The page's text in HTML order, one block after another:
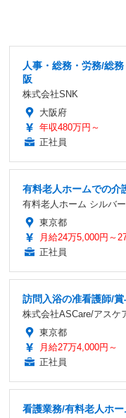
人事・総務・労務/総
阪
株式会社SNK
大阪府
年収480万円～
正社員
有料老人ホームでの介
有料老人ホーム シルバ
東京都
月給24万5,000円～
正社員
訪問入浴の准看護師/
株式会社ASCare/アスケ
東京都
月給27万4,000円～
正社員
看護業務/有料老人ホ